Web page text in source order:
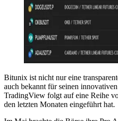
Bitunix ist nicht nur eine
auch bekannt für seinen
TradingView folgt auf eine Reihe
den letzten Monaten eingeführt hat.